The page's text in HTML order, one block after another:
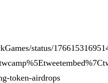
status/
token-airdrops